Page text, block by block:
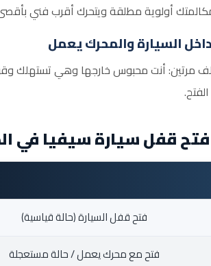
أولوية مطلقة ويتحرك أقرب فني بأقصى
السيارة والمحرك يعمل
أنت محبوس خارجها وهي تستهلك وقوداً
قفل سيارة سيفيا في
فتح قفل السيارة (حالة قياسية)
فتح مع محرك يعمل / حالة مستعجلة